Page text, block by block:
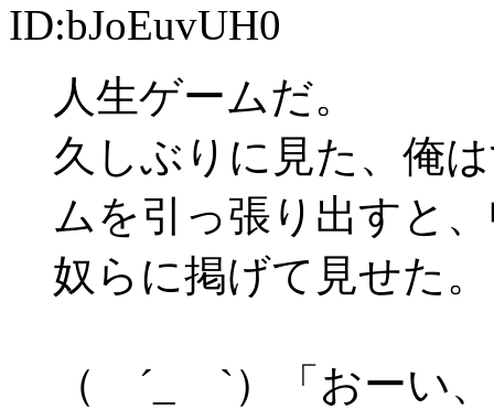
ID:bJoEuvUH0
人生ゲームだ。
久しぶりに見た、俺
ムを引っ張り出すと
奴らに掲げて見せた。
（ ´_ゝ`）「おーい